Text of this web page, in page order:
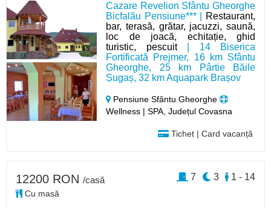
Cazare Revelion Sfântu Gheorghe
Bicfalău Pensiune*** |
Restaurant,
bar, terasă, grătar, jacuzzi, saună,
loc de joacă, echitație, ghid
turistic, pescuit| 14 Biserica
Fortificată Prejmer, 16 km Sfântu
Gheorghe, 25 km Pârtie Băile
Șugaș, 32 km Aquapark Brașov
Pensiune Sfântu Gheorghe
Wellness | SPA, Județul Covasna
Tichet | Card vacanță
12200 RON /casă
Cu masă
1 - 14
3
7